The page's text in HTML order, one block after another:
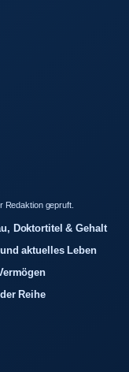
Redaktion gepruft.
Doktortitel & Gehalt
aktuelles Leben
Reihe